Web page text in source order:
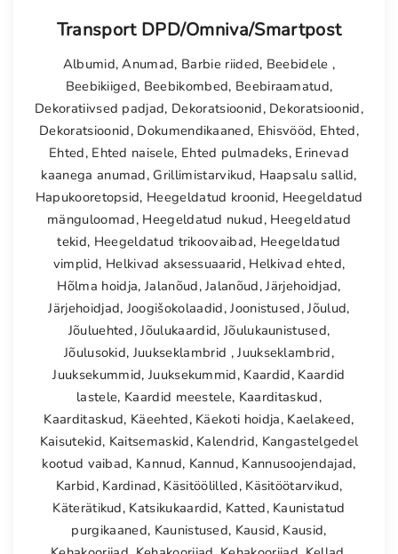
Transport DPD/Omniva/Smartpost
Albumid,Anumad, Barbie riided, Beebidele ,
Beebikiiged, Beebikombed, Beebiraamatud,
Dekoratiivsed padjad, Dekoratsioonid, Dekoratsioonid,
Dekoratsioonid, Dokumendikaaned, Ehisvööd, Ehted,
Ehted, Ehted naisele, Ehted pulmadeks, Erinevad
kaanega anumad, Grillimistarvikud, Haapsalu sallid,
Hapukooretopsid, Heegeldatud kroonid, Heegeldatud
mänguloomad, Heegeldatud nukud, Heegeldatud
tekid, Heegeldatud trikoovaibad, Heegeldatud
vimplid, Helkivad aksessuaarid, Helkivad ehted,
Hõlma hoidja, Jalanõud,Jalanõud,Järjehoidjad,
Järjehoidjad, Joogišokolaadid,Joonistused,Jõulud,
Jõuluehted,Jõulukaardid, Jõulukaunistused,
Jõulusokid, Juukseklambrid ,Juukseklambrid,
Juuksekummid, Juuksekummid, Kaardid, Kaardid
lastele, Kaardid meestele, Kaarditaskud,
Kaarditaskud, Käeehted, Käekoti hoidja, Kaelakeed,
Kaisutekid, Kaitsemaskid, Kalendrid, Kangastelgedel
kootud vaibad, Kannud, Kannud, Kannusoojendajad,
Karbid, Kardinad, Käsitöölilled, Käsitöötarvikud,
Käterätikud, Katsikukaardid, Katted, Kaunistatud
purgikaaned, Kaunistused, Kausid, Kausid,